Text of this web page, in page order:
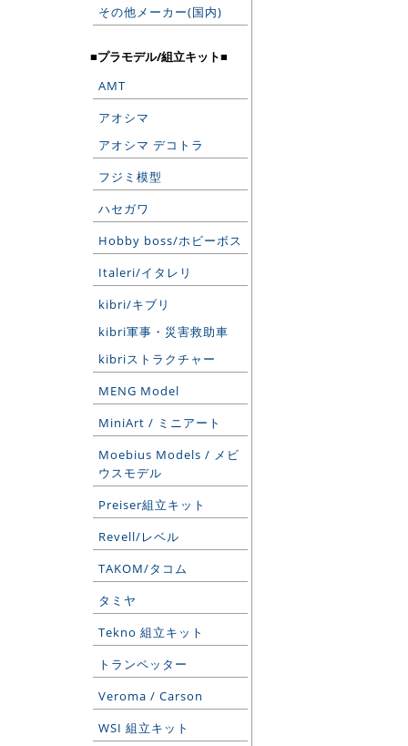
その他メーカー(国内)
■プラモデル/組立キット■
AMT
アオシマ
アオシマ デコトラ
フジミ模型
ハセガワ
Hobby boss/ホビーボス
Italeri/イタレリ
kibri/キブリ
kibri軍事・災害救助車
kibriストラクチャー
MENG Model
MiniArt / ミニアート
Moebius Models / メビ
ウスモデル
Preiser組立キット
Revell/レベル
TAKOM/タコム
タミヤ
Tekno 組立キット
トランペッター
Veroma / Carson
WSI 組立キット